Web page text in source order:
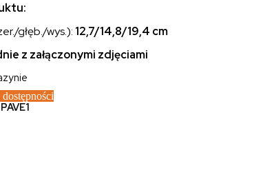
głęb./wys.): 12,7/14,8/19,4 cm
z załączonymi zdjęciami